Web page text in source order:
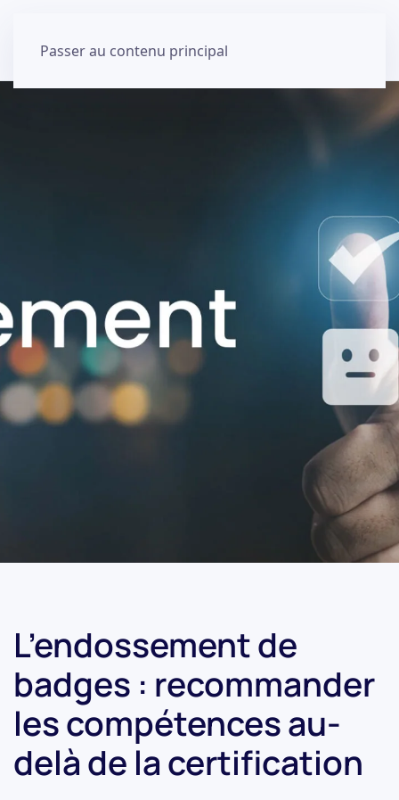
Passer au contenu principal
L’endossement de
badges : recommander
les compétences au-
delà de la certification